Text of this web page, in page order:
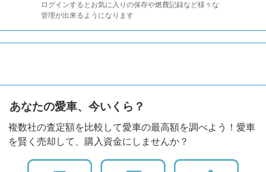
ログインするとお気に入りの保存や燃費記録など様々な
管理が出来るようになります
あなたの愛車、今いくら？
複数社の査定額を比較して愛車の最高額を調べよう！愛車
を賢く売却して、購入資金にしませんか？